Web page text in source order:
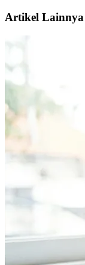
Artikel Lainnya